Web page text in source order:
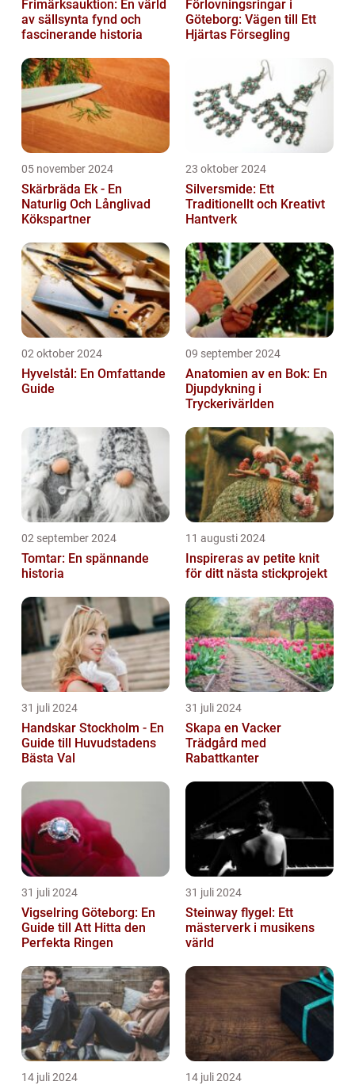
Frimärksauktion: En värld
av sällsynta fynd och
fascinerande historia
Förlovningsringar i
Göteborg: Vägen till Ett
Hjärtas Försegling
05 november 2024
Skärbräda Ek - En
Naturlig Och Långlivad
Kökspartner
23 oktober 2024
Silversmide: Ett
Traditionellt och Kreativt
Hantverk
02 oktober 2024
Hyvelstål: En Omfattande
Guide
09 september 2024
Anatomien av en Bok: En
Djupdykning i
Tryckerivärlden
02 september 2024
Tomtar: En spännande
historia
11 augusti 2024
Inspireras av petite knit
för ditt nästa stickprojekt
31 juli 2024
Handskar Stockholm - En
Guide till Huvudstadens
Bästa Val
31 juli 2024
Skapa en Vacker
Trädgård med
Rabattkanter
31 juli 2024
Vigselring Göteborg: En
Guide till Att Hitta den
Perfekta Ringen
31 juli 2024
Steinway flygel: Ett
mästerverk i musikens
värld
14 juli 2024 14 juli 2024